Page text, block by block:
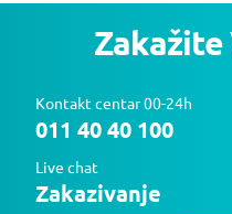
Zakažite
Kontakt centar 00-24h
011 40 40 100
Live chat
Zakazivanje